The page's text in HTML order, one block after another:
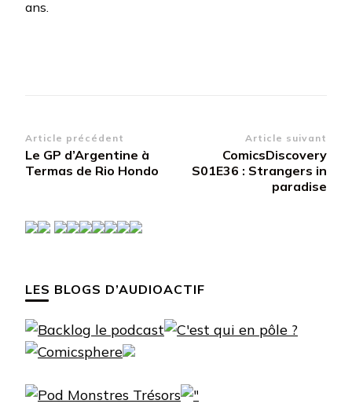
ans.
Navigation
d’article
Article précédent
Le GP d’Argentine à
Termas de Rio Hondo
Article suivant
ComicsDiscovery
S01E36 : Strangers in
paradise
LES BLOGS D’AUDIOACTIF